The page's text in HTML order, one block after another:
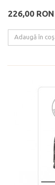
226,00 RON
Adaugă în coş